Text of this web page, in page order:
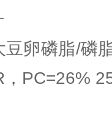
豆卵磷脂/磷
PC=26%